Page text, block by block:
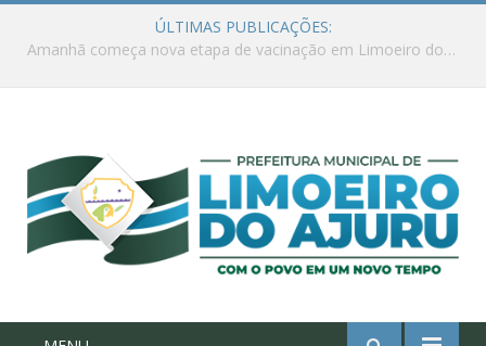
ÚLTIMAS PUBLICAÇÕES:
Ações de combate à Covid-19 na região ribeirinha de Limoeiro do Ajuru continuam